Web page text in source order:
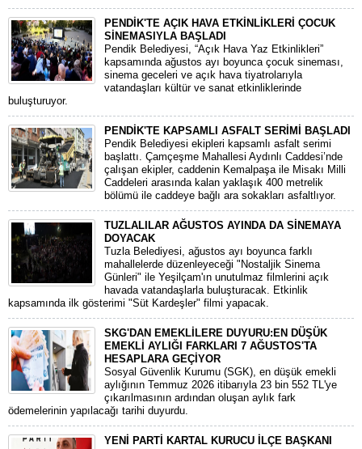
PENDİK'TE AÇIK HAVA ETKİNLİKLERİ ÇOCUK
SİNEMASIYLA BAŞLADI
Pendik Belediyesi, “Açık Hava Yaz Etkinlikleri”
kapsamında ağustos ayı boyunca çocuk sineması,
sinema geceleri ve açık hava tiyatrolarıyla
vatandaşları kültür ve sanat etkinliklerinde
buluşturuyor.
PENDİK'TE KAPSAMLI ASFALT SERİMİ BAŞLADI
Pendik Belediyesi ekipleri kapsamlı asfalt serimi
başlattı. Çamçeşme Mahallesi Aydınlı Caddesi’nde
çalışan ekipler, caddenin Kemalpaşa ile Misakı Milli
Caddeleri arasında kalan yaklaşık 400 metrelik
bölümü ile caddeye bağlı ara sokakları asfaltlıyor.
TUZLALILAR AĞUSTOS AYINDA DA SİNEMAYA
DOYACAK
Tuzla Belediyesi, ağustos ayı boyunca farklı
mahallelerde düzenleyeceği "Nostaljik Sinema
Günleri" ile Yeşilçam'ın unutulmaz filmlerini açık
havada vatandaşlarla buluşturacak. Etkinlik
kapsamında ilk gösterimi "Süt Kardeşler" filmi yapacak.
SKG'DAN EMEKLİLERE DUYURU:EN DÜŞÜK
EMEKLİ AYLIĞI FARKLARI 7 AĞUSTOS'TA
HESAPLARA GEÇİYOR
​Sosyal Güvenlik Kurumu (SGK), en düşük emekli
aylığının Temmuz 2026 itibarıyla 23 bin 552 TL'ye
çıkarılmasının ardından oluşan aylık fark
ödemelerinin yapılacağı tarihi duyurdu.
YENİ PARTİ KARTAL KURUCU İLÇE BAŞKANI